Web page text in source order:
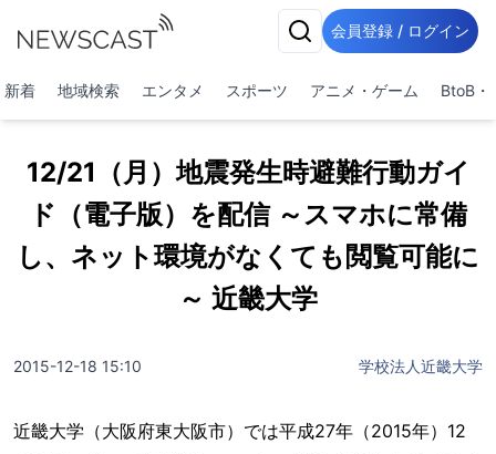
会員登録 / ログイン
新着 地域検索 エンタメ スポーツ アニメ・ゲーム BtoB・
12/21（月）地震発生時避難行動ガイ
ド（電子版）を配信 ～スマホに常備
し、ネット環境がなくても閲覧可能に
～ 近畿大学
2015-12-18 15:10 学校法人近畿大学
近畿大学（大阪府東大阪市）では平成27年（2015年）12